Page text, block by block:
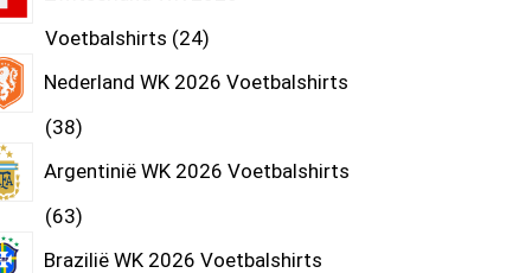
Voetbalshirts 24
Nederland WK 2026 Voetbalshirts
38
Argentinië WK 2026 Voetbalshirts
63
Brazilië WK 2026 Voetbalshirts